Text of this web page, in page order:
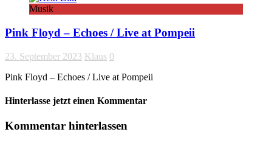
Musik
Pink Floyd – Echoes / Live at Pompeii
23. September 2023 Klaus 0
Pink Floyd – Echoes / Live at Pompeii
Hinterlasse jetzt einen Kommentar
Kommentar hinterlassen